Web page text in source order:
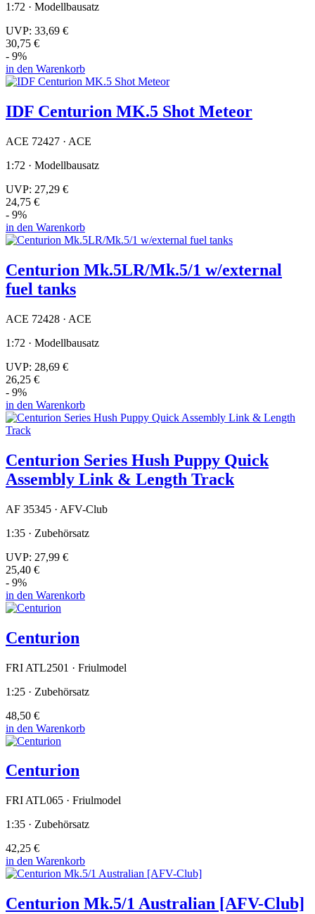
1:72 · Modellbausatz
UVP: 33,69 €
30,75 €
- 9%
in den Warenkorb
IDF Centurion MK.5 Shot Meteor
ACE 72427 · ACE
1:72 · Modellbausatz
UVP: 27,29 €
24,75 €
- 9%
in den Warenkorb
Centurion Mk.5LR/Mk.5/1 w/external
fuel tanks
ACE 72428 · ACE
1:72 · Modellbausatz
UVP: 28,69 €
26,25 €
- 9%
in den Warenkorb
Centurion Series Hush Puppy Quick
Assembly Link & Length Track
AF 35345 · AFV-Club
1:35 · Zubehörsatz
UVP: 27,99 €
25,40 €
- 9%
in den Warenkorb
Centurion
FRI ATL2501 · Friulmodel
1:25 · Zubehörsatz
48,50 €
in den Warenkorb
Centurion
FRI ATL065 · Friulmodel
1:35 · Zubehörsatz
42,25 €
in den Warenkorb
Centurion Mk.5/1 Australian [AFV-Club]